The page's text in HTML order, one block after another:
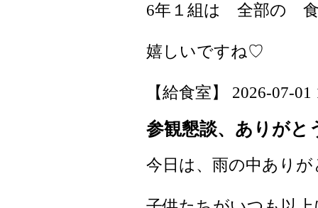
6年１組は 全部の
嬉しいですね♡
【給食室】 2026-07-
参観懇談、ありがと
今日は、雨の中あり